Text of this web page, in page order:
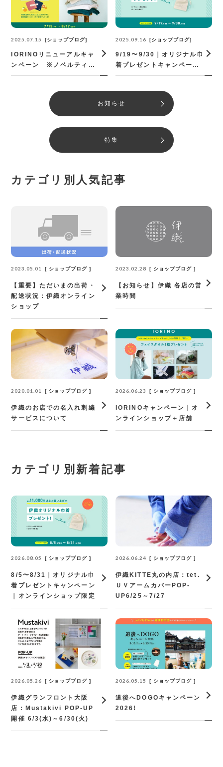
2025.07.15 ショップブログ
IORINOリニューアルキャ
ンペーン ※ノベルティ配
布は終了いたしました
2025.09.16 ショップブログ
9/19〜9/30｜オリジナル巾
着プレゼントキャンペーン
｜オンラインショップ限定
お知らせ
特集
カテゴリ別人気記事
2023.05.01 ショップブログ
【重要】ただいまの出荷・
配送状況：伊織オンライン
ショップ
2023.02.28 ショップブログ
【お知らせ】伊織 各店の営
業時間
2020.01.01 ショップブログ
伊織のお店での名入れ刺繍
サービスについて
2026.06.23 ショップブログ
IORINOキャンペーン｜オ
ンラインショップ＋店舗
カテゴリ別新着記事
2026.08.05 ショップブログ
8/5〜8/31｜オリジナル巾
着プレゼントキャンペーン
｜オンラインショップ限定
2026.06.24 ショップブログ
伊織KITTE丸の内店：tet.
ＵＶアームカバーPOP‐
UP6/25～7/27
2026.05.26 ショップブログ
伊織グランフロント大阪
店：Mustakivi POP-UP
開催 6/3(水)～6/30(火)
2026.05.15 ショップブログ
道後へDOGOキャンペーン
2026!